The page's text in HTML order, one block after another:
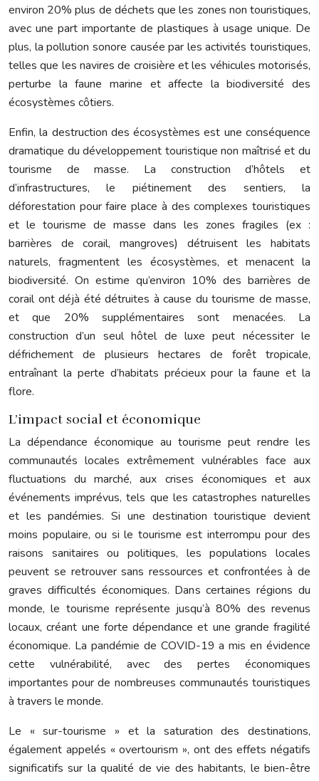
environ 20% plus de déchets que les zones non touristiques,
avec une part importante de plastiques à usage unique. De
plus, la pollution sonore causée par les activités touristiques,
telles que les navires de croisière et les véhicules motorisés,
perturbe la faune marine et affecte la biodiversité des
écosystèmes côtiers.
Enfin, la destruction des écosystèmes est une conséquence
dramatique du développement touristique non maîtrisé et du
tourisme de masse. La construction d’hôtels et
d’infrastructures, le piétinement des sentiers, la
déforestation pour faire place à des complexes touristiques
et le tourisme de masse dans les zones fragiles (ex :
barrières de corail, mangroves) détruisent les habitats
naturels, fragmentent les écosystèmes, et menacent la
biodiversité. On estime qu’environ 10% des barrières de
corail ont déjà été détruites à cause du tourisme de masse,
et que 20% supplémentaires sont menacées. La
construction d’un seul hôtel de luxe peut nécessiter le
défrichement de plusieurs hectares de forêt tropicale,
entraînant la perte d’habitats précieux pour la faune et la
flore.
L’impact social et économique
La dépendance économique au tourisme peut rendre les
communautés locales extrêmement vulnérables face aux
fluctuations du marché, aux crises économiques et aux
événements imprévus, tels que les catastrophes naturelles
et les pandémies. Si une destination touristique devient
moins populaire, ou si le tourisme est interrompu pour des
raisons sanitaires ou politiques, les populations locales
peuvent se retrouver sans ressources et confrontées à de
graves difficultés économiques. Dans certaines régions du
monde, le tourisme représente jusqu’à 80% des revenus
locaux, créant une forte dépendance et une grande fragilité
économique. La pandémie de COVID-19 a mis en évidence
cette vulnérabilité, avec des pertes économiques
importantes pour de nombreuses communautés touristiques
à travers le monde.
Le « sur-tourisme » et la saturation des destinations,
également appelés « overtourism », ont des effets négatifs
significatifs sur la qualité de vie des habitants, le bien-être